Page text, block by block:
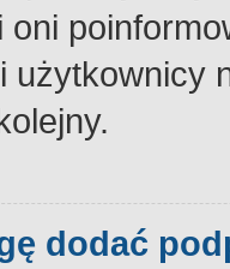
oni
użytkownicy
dodać